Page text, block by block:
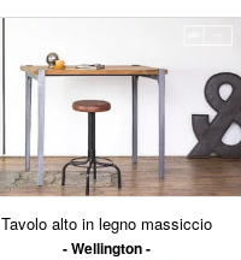
Tavolo alto in legno massiccio
Wellington